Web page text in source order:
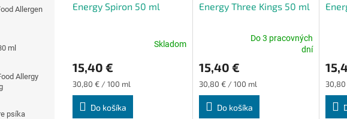
Allergen
ml
Allergy
psíka
Energy Spiron 50 ml
produktu
je
4,8
Skladom
15,40 €
Jednotková
cena:
30,80 € / 100 ml
Do košíka
Energy Three Kings 50 ml
produktu
je
4,6
Do 3 pracovných
dní
15,40 €
Jednotková
cena:
30,80 € / 100 ml
Do košíka
je
4,8
cena: